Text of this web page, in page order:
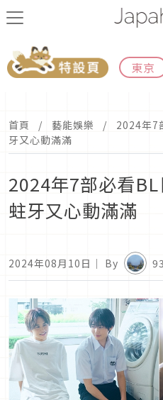
東京
首頁 藝能娛樂
2024年7
牙又心動滿滿
2024年7部必看
蛀牙又心動滿滿
2024年08月10日 ｜ By